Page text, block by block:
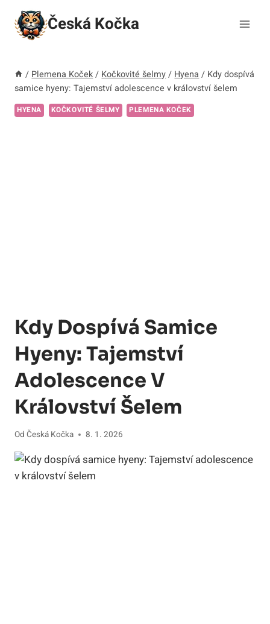
Přeskočit
obsah
Česká Kočka
/ Plemena Koček / Kočkovité šelmy / Hyena / Kdy dospívá
samice hyeny: Tajemství adolescence v království šelem
HYENA KOČKOVITÉ ŠELMY PLEMENA KOČEK
Kdy Dospívá Samice
Hyeny: Tajemství
Adolescence V
Království Šelem
Od Česká Kočka 8. 1. 2026